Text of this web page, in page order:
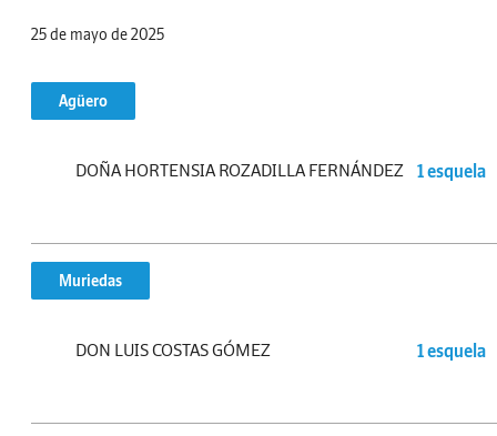
25 de mayo de 2025
Agüero
DOÑA HORTENSIA ROZADILLA FERNÁNDEZ 1 esquela
Muriedas
DON LUIS COSTAS GÓMEZ 1 esquela